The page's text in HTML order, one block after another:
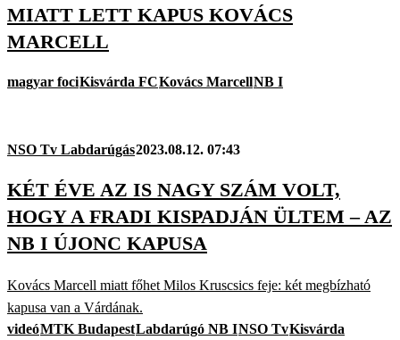
MIATT LETT KAPUS KOVÁCS
MARCELL
magyar fociKisvárda FCKovács MarcellNB I
NSO Tv Labdarúgás2023.08.12. 07:43
KÉT ÉVE AZ IS NAGY SZÁM VOLT,
HOGY A FRADI KISPADJÁN ÜLTEM – AZ
NB I ÚJONC KAPUSA
Kovács Marcell miatt főhet Milos Kruscsics feje: két megbízható
kapusa van a Várdának.
videóMTK BudapestLabdarúgó NB INSO TvKisvárda